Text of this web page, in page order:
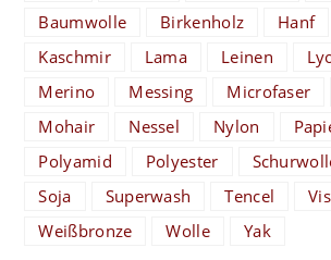
Baumwolle
Birkenholz Hanf
Kaschmir
Lama Leinen
Merino
Messing Microfaser
Mohair
Nessel Nylon
Polyamid
Polyester
Soja
Superwash Tencel
Weißbronze
Wolle Yak